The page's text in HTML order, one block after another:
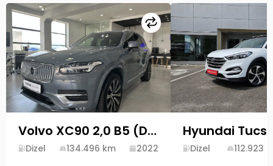
Uporedi
Volvo XC90 2,0 B5 (D) 250hp Plus Bright AT AWD
Dizel 134.496 km 2022 Dizel 112.923